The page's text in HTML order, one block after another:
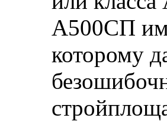
А500СП
которому